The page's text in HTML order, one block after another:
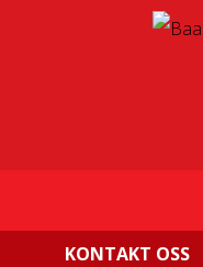
KONTAKT OSS